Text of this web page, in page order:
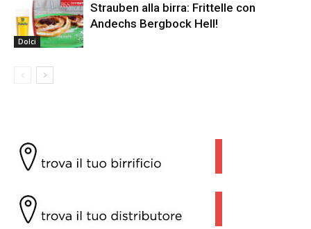
Dolci
Strauben alla birra: Frittelle con
Andechs Bergbock Hell!